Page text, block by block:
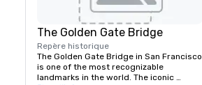
The Golden Gate Bridge
Repère historique
The Golden Gate Bridge in San Francisco
is one of the most recognizable
landmarks in the world. The iconic